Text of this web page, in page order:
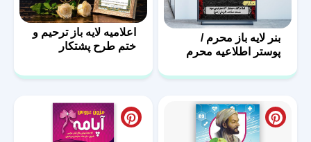
بنر لایه باز محرم /
پوستر اطلاعیه محرم
اعلامیه لایه باز ترحیم و
ختم طرح پشتکار